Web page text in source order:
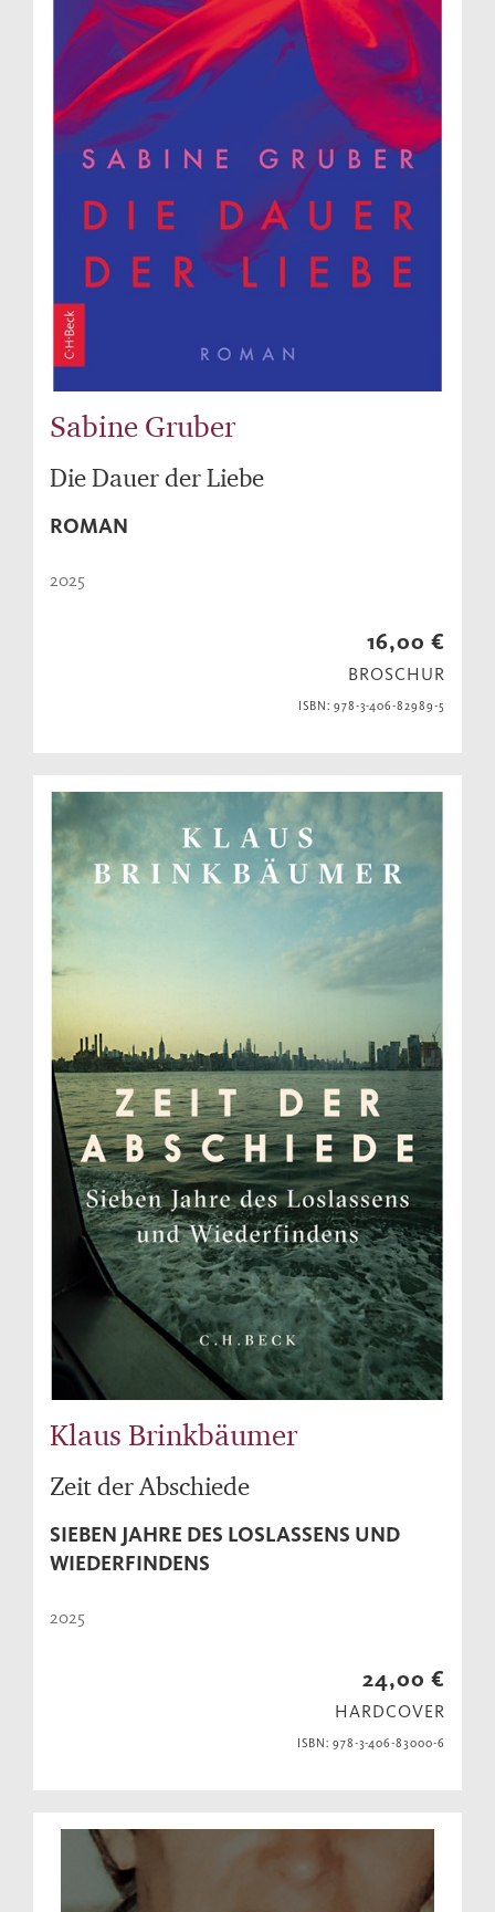
Sabine Gruber
Die Dauer der Liebe
ROMAN
2025
16,00 €
BROSCHUR
ISBN: 978-3-406-82989-5
Klaus Brinkbäumer
Zeit der Abschiede
SIEBEN JAHRE DES LOSLASSENS UND
WIEDERFINDENS
2025
24,00 €
HARDCOVER
ISBN: 978-3-406-83000-6